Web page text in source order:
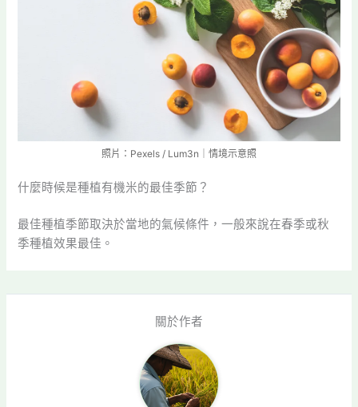
照片：Pexels / Lum3n｜情境示意照
什麼時候是種植有機米的最佳季節？
最佳種植季節取決於當地的氣候條件，一般來說在春季或秋
季種植效果最佳。
關於作者